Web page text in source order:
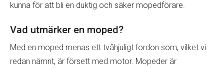
kunna för att bli en duktig och säker mopedförare.
Vad utmärker en moped?
Med en moped menas ett tvåhjuligt fordon som, vilket vi
redan nämnt, är försett med motor. Mopeder är